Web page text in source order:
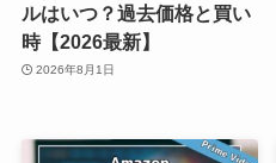
ルはいつ？過去価格と買い
時【2026最新】
2026年8月1日